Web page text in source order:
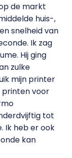
de markt
huis-,
snelheid van
Ik zag
Hij ging
zulke
mijn printer
voor
tot
Ik heb er ook
kan